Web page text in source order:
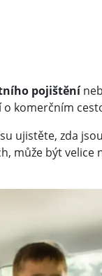
pojištění
komerčním
ujistěte, zda
může být velice